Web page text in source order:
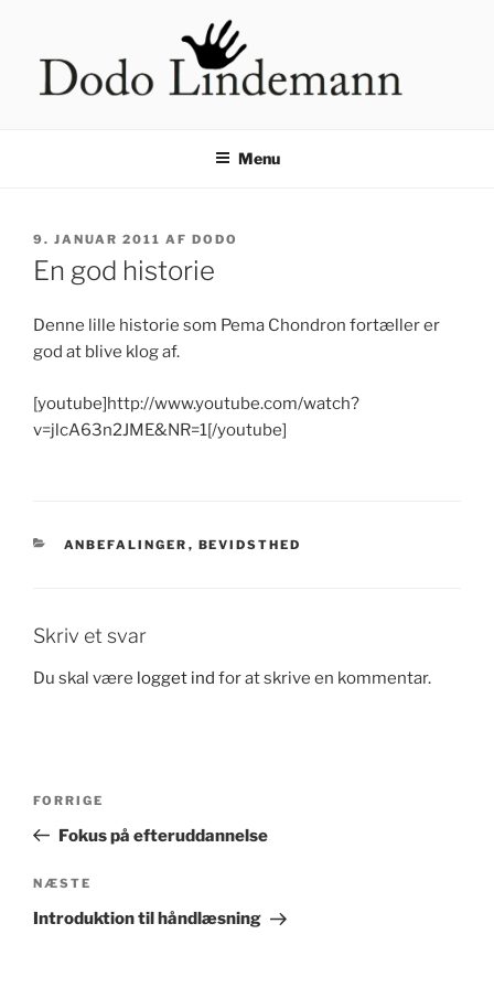
indhold
LINDEMANN
Menu
UDGIVET
DEN
9. JANUAR 2011 AF DODO
En god historie
Denne lille historie som Pema Chondron fortæller er
god at blive klog af.
[youtube]http://www.youtube.com/watch?
v=jlcA63n2JME&NR=1[/youtube]
KATEGORIER
ANBEFALINGER , BEVIDSTHED
Skriv et svar
Du skal være logget ind for at skrive en kommentar.
Forrige
indlæg
FORRIGE
Fokus på efteruddannelse
Næste
indlæg
NÆSTE
Introduktion til håndlæsning